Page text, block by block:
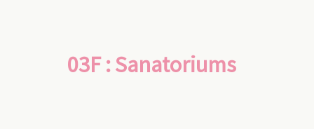
03F : Sanatoriums